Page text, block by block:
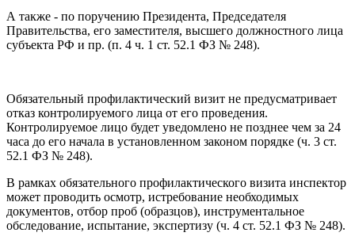
А также - по поручению Президента, Председателя
Правительства, его заместителя, высшего должностного лица
субъекта РФ и пр. (п. 4 ч. 1 ст. 52.1 ФЗ № 248).
Обязательный профилактический визит не предусматривает
отказ контролируемого лица от его проведения.
Контролируемое лицо будет уведомлено не позднее чем за 24
часа до его начала в установленном законом порядке (ч. 3 ст.
52.1 ФЗ № 248).
В рамках обязательного профилактического визита инспектор
может проводить осмотр, истребование необходимых
документов, отбор проб (образцов), инструментальное
обследование, испытание, экспертизу (ч. 4 ст. 52.1 ФЗ № 248).